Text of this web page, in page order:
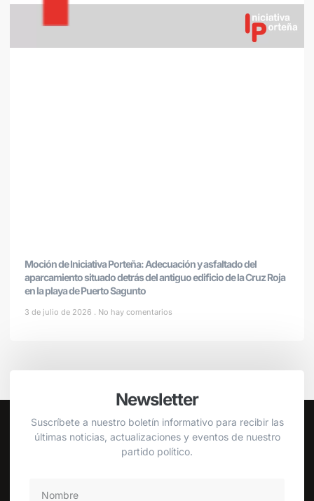
Moción de Iniciativa Porteña: Adecuación y asfaltado del
aparcamiento situado detrás del antiguo edificio de la Cruz Roja
en la playa de Puerto Sagunto
3 de julio de 2026 No hay comentarios
Newsletter
Suscríbete a nuestro boletín informativo para recibir las
últimas noticias, actualizaciones y eventos de nuestro
partido político.